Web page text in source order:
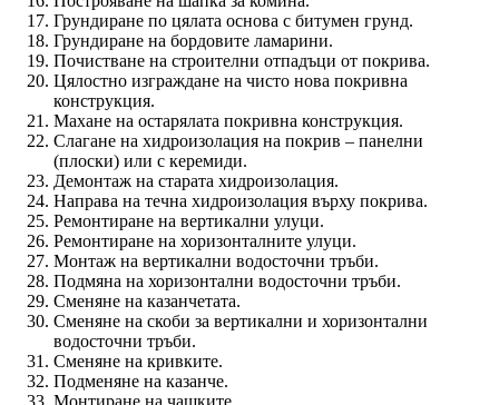
Грундиране по цялата основа с битумен грунд.
Грундиране на бордовите ламарини.
Почистване на строителни отпадъци от покрива.
Цялостно изграждане на чисто нова покривна
конструкция.
Махане на остарялата покривна конструкция.
Слагане на хидроизолация на покрив – панелни
(плоски) или с керемиди.
Демонтаж на старата хидроизолация.
Направа на течна хидроизолация върху покрива.
Ремонтиране на вертикални улуци.
Ремонтиране на хоризонталните улуци.
Монтаж на вертикални водосточни тръби.
Подмяна на хоризонтални водосточни тръби.
Сменяне на казанчетата.
Сменяне на скоби за вертикални и хоризонтални
водосточни тръби.
Сменяне на кривките.
Подменяне на казанче.
Монтиране на чашките.